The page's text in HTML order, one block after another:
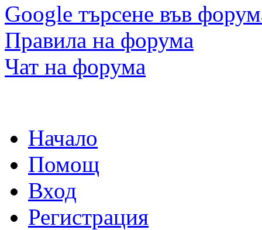
Google търсене във
Правила на форума
Чат на форума
Начало
Помощ
Вход
Регистрация